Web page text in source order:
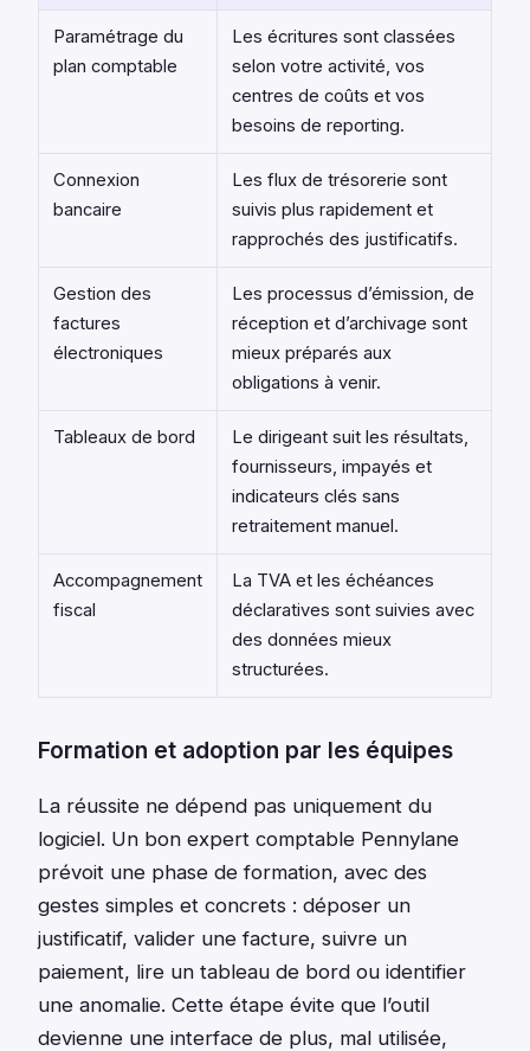
Paramétrage du
plan comptable
Les écritures sont classées
selon votre activité, vos
centres de coûts et vos
besoins de reporting.
Connexion
bancaire
Les flux de trésorerie sont
suivis plus rapidement et
rapprochés des justificatifs.
Gestion des
factures
électroniques
Les processus d’émission, de
réception et d’archivage sont
mieux préparés aux
obligations à venir.
Tableaux de bord
Le dirigeant suit les résultats,
fournisseurs, impayés et
indicateurs clés sans
retraitement manuel.
Accompagnement
fiscal
La TVA et les échéances
déclaratives sont suivies avec
des données mieux
structurées.
Formation et adoption par les équipes
La réussite ne dépend pas uniquement du
logiciel. Un bon expert comptable Pennylane
prévoit une phase de formation, avec des
gestes simples et concrets : déposer un
justificatif, valider une facture, suivre un
paiement, lire un tableau de bord ou identifier
une anomalie. Cette étape évite que l’outil
devienne une interface de plus, mal utilisée,